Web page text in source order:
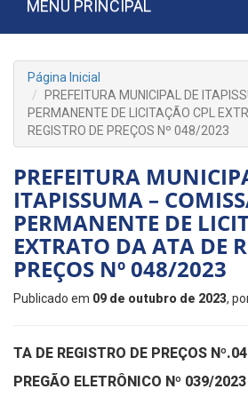
MENU PRINCIPAL
Página Inicial
PREFEITURA MUNICIPAL DE
PERMANENTE DE LICITAÇÃO CPL
REGISTRO DE PREÇOS Nº 048/2023
PREFEITURA
ITAPISSUMA –
PERMANENTE DE
EXTRATO DA ATA DE
PREÇOS Nº 048/2023
Publicado em 09 de outubro de 2023,
TA DE REGISTRO DE PREÇOS
PREGÃO ELETRÔNICO Nº 039/2023